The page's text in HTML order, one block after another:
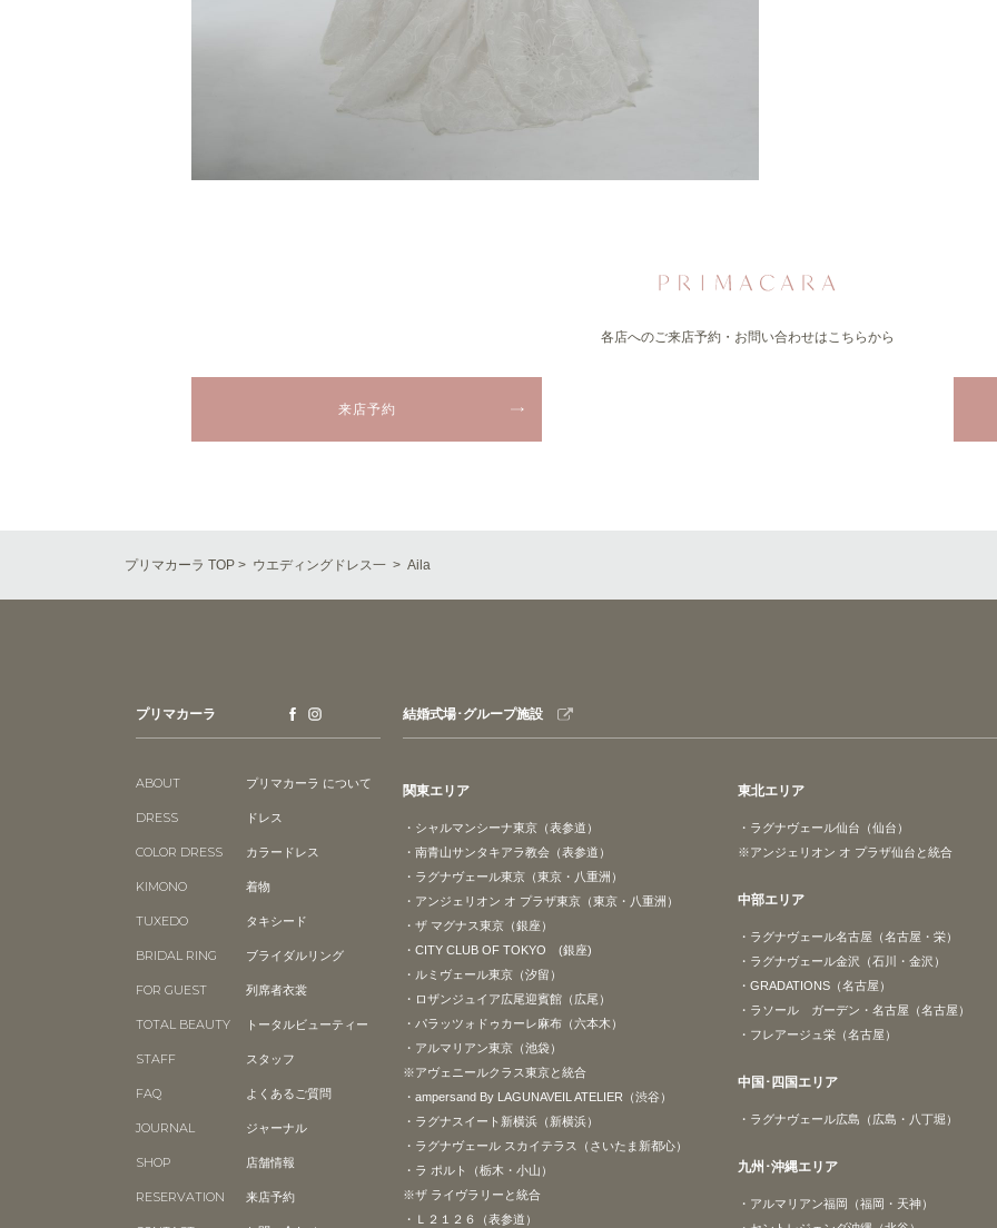
各店へのご来店予約・お問い合わせはこちらから
来店予約
プリマカーラ TOP > ウエディングドレス一 > Aila
プリマカーラ
ABOUT プリマカーラ について
DRESS ドレス
COLOR DRESS カラードレス
KIMONO 着物
TUXEDO タキシード
BRIDAL RING ブライダルリング
FOR GUEST 列席者衣裳
TOTAL BEAUTY トータルビューティー
STAFF スタッフ
FAQ よくあるご質問
JOURNAL ジャーナル
SHOP 店舗情報
RESERVATION 来店予約
結婚式場･グループ施設
関東エリア
・シャルマンシーナ東京（表参道）
・南青山サンタキアラ教会（表参道）
・ラグナヴェール東京（東京・八重洲）
・アンジェリオン オ プラザ東京（東京・八重洲）
・ザ マグナス東京（銀座）
・CITY CLUB OF TOKYO (銀座)
・ルミヴェール東京（汐留）
・ロザンジュイア広尾迎賓館（広尾）
・パラッツォドゥカーレ麻布（六本木）
・アルマリアン東京（池袋）
※アヴェニールクラス東京と統合
・ampersand By LAGUNAVEIL ATELIER（渋谷）
・ラグナスイート新横浜（新横浜）
・ラグナヴェール スカイテラス（さいたま新都心）
・ラ ポルト（栃木・小山）
※ザ ライヴラリーと統合
・Ｌ２１２６（表参道）
東北エリア
・ラグナヴェール仙台（仙台）
※アンジェリオン オ プラザ仙台と統合
中部エリア
・ラグナヴェール名古屋（名古屋・栄）
・ラグナヴェール金沢（石川・金沢）
・GRADATIONS（名古屋）
・ラソール ガーデン・名古屋（名古屋）
・フレアージュ栄（名古屋）
中国･四国エリア
・ラグナヴェール広島（広島・八丁堀）
九州･沖縄エリア
・アルマリアン福岡（福岡・天神）